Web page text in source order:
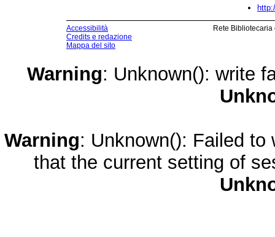
Accessibilità
Credits e redazione
Mappa del sito
Rete
Warning: Unknown(): write
Warning: Unknown(): Failed
that the current setting of